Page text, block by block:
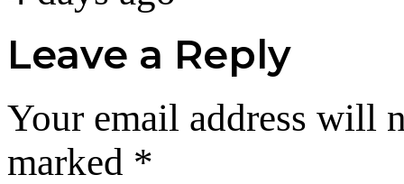
Leave a Reply
Your email address will
marked *